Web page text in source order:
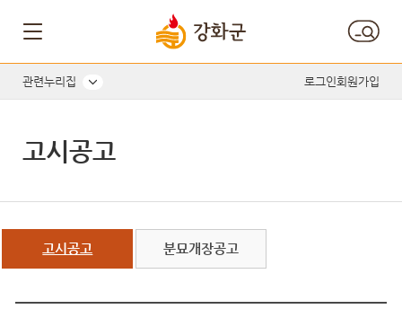
관련누리집 로그인회원가입
고시공고
고시공고 분묘개장공고